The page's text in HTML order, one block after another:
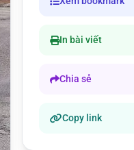
In bài viết
Chia sẻ
Copy link